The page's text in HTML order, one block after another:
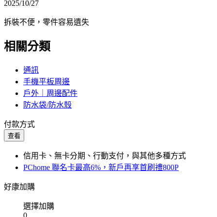
2025/10/27
拆裝不便，零件容易遺失
相關分類
通訊
手機平板周邊
戶外｜周邊配件
防水袋/防水殼
付款方式
查看
信用卡、無卡分期、行動支付，與其他多種方式
PChome 聯名卡最高6%，新戶再享首刷禮800P
好康加購
選擇加購